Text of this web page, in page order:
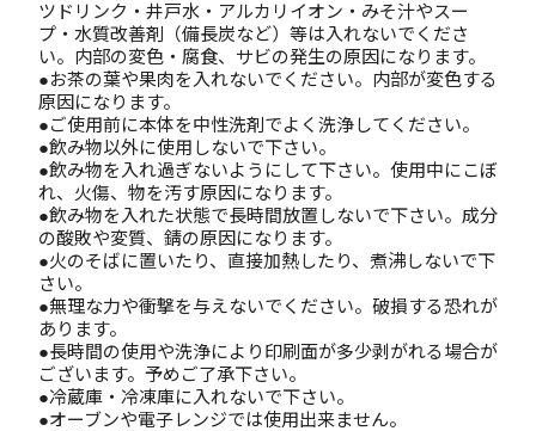
ツドリンク・井戸水・アルカリイオン・みそ汁やスー
プ・水質改善剤（備長炭など）等は入れないでくださ
い。内部の変色・腐食、サビの発生の原因になります。
●お茶の葉や果肉を入れないでください。内部が変色する
原因になります。
●ご使用前に本体を中性洗剤でよく洗浄してください。
●飲み物以外に使用しないで下さい。
●飲み物を入れ過ぎないようにして下さい。使用中にこぼ
れ、火傷、物を汚す原因になります。
●飲み物を入れた状態で長時間放置しないで下さい。成分
の酸敗や変質、錆の原因になります。
●火のそばに置いたり、直接加熱したり、煮沸しないで下
さい。
●無理な力や衝撃を与えないでください。破損する恐れが
あります。
●長時間の使用や洗浄により印刷面が多少剥がれる場合が
ございます。予めご了承下さい。
●冷蔵庫・冷凍庫に入れないで下さい。
●オーブンや電子レンジでは使用出来ません。